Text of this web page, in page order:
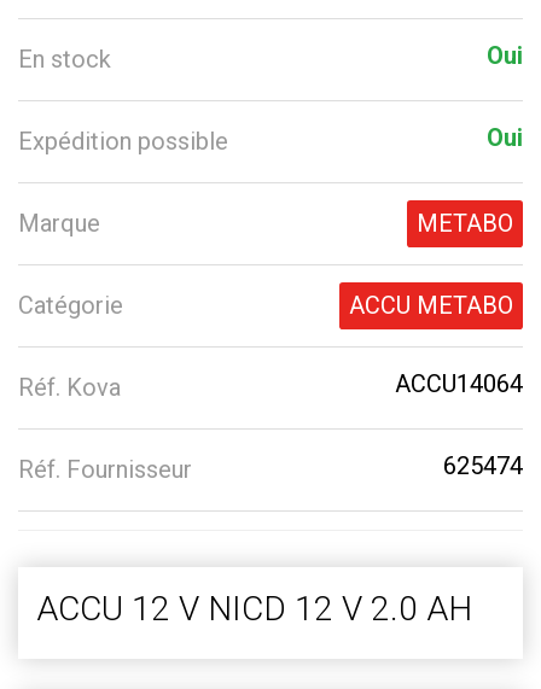
En stock Oui
Expédition possible Oui
Marque METABO
Catégorie ACCU METABO
Réf. Kova ACCU14064
Réf. Fournisseur 625474
ACCU 12 V NICD 12 V 2.0 AH